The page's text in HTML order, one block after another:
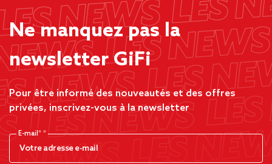
Ne manquez pas la
newsletter GiFi
Pour être informé des nouveautés et des offres
privées, inscrivez-vous à la newsletter
E-mail*